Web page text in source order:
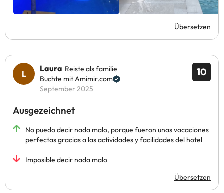
Übersetzen
10
Laura Reiste als familie
Buchte mit Amimir.com
September 2025
Ausgezeichnet
No puedo decir nada malo, porque fueron unas vacaciones
perfectas gracias a las actividades y facilidades del hotel
Imposible decir nada malo
Übersetzen